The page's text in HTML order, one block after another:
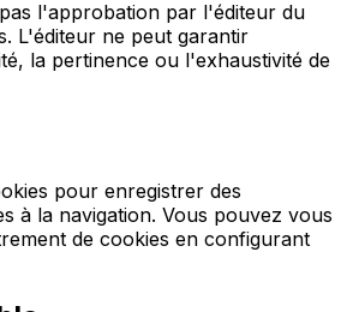
l'approbation par l'éditeur du
L'éditeur ne peut garantir
la pertinence ou l'exhaustivité de
pour enregistrer des
à la navigation. Vous pouvez vous
de cookies en configurant